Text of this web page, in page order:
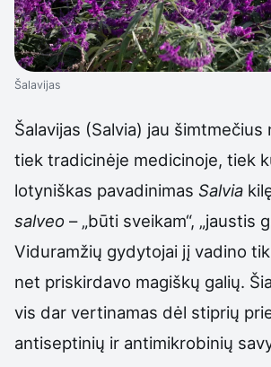
Šalavijas
Šalavijas (Salvia) jau šimtmečius
tiek tradicinėje medicinoje, tiek
lotyniškas pavadinimas Salvia
salveo – „būti sveikam“, „jaustis
Viduramžių gydytojai jį vadino
net priskirdavo magiškų galių.
vis dar vertinamas dėl stiprių
antiseptinių ir antimikrobinių